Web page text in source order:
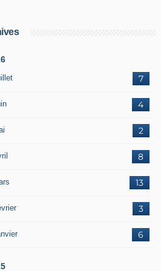
7
4
2
8
13
3
6